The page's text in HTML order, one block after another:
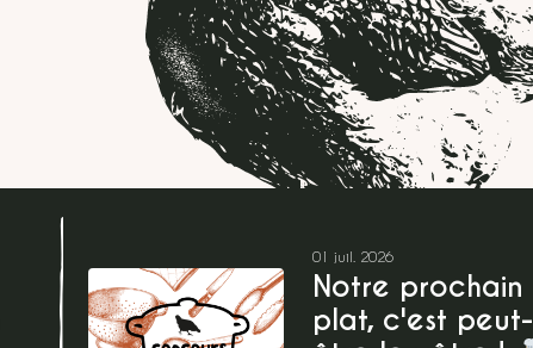
01 juil. 2026
Notre prochain
plat, c'est peut-